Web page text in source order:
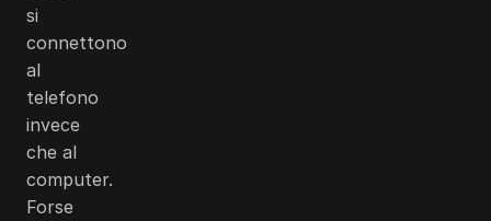
si
connettono
al
telefono
invece
che al
computer.
Forse